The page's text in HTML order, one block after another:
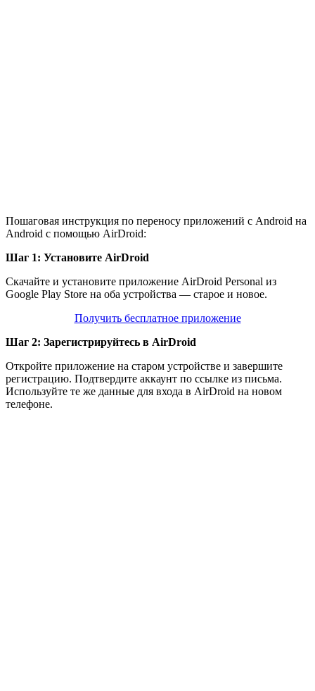
Пошаговая инструкция по переносу приложений с Android на
Android с помощью AirDroid:
Шаг 1: Установите AirDroid
Скачайте и установите приложение AirDroid Personal из
Google Play Store на оба устройства — старое и новое.
Получить бесплатное приложение
Шаг 2: Зарегистрируйтесь в AirDroid
Откройте приложение на старом устройстве и завершите
регистрацию. Подтвердите аккаунт по ссылке из письма.
Используйте те же данные для входа в AirDroid на новом
телефоне.